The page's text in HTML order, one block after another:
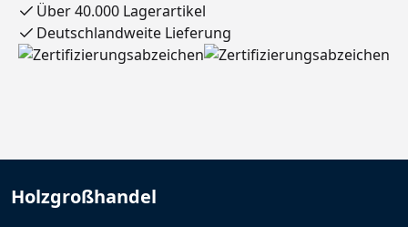
Über 40.000 Lagerartikel
Deutschlandweite Lieferung
Holzgroßhandel